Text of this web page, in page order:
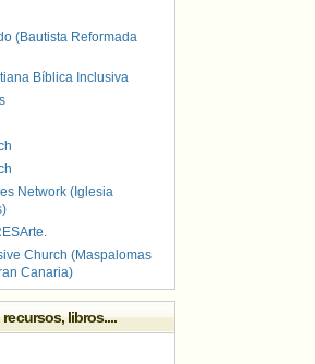
(Bautista Reformada
Bíblica Inclusiva
Network (Iglesia
Church (Maspalomas
Canaria)
libros....